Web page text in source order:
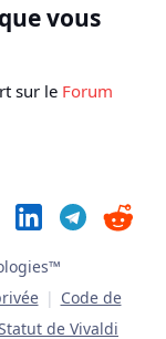
vous
sur le Forum
| Code de
de Vivaldi